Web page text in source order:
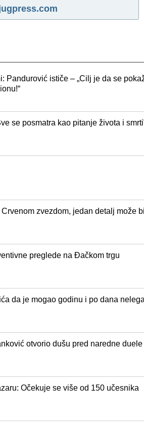
Pandurović ističe – „Cilj je da se
se posmatra kao pitanje života i
zvezdom, jedan detalj može
preglede na Đačkom trgu
da je mogao godinu i po dana
otvorio dušu pred naredne duele
Očekuje se više od 150 učesnika